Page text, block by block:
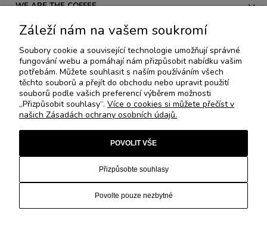
WE ARE THE COFFEE
PŘEDPISY
AKCE A NOVÉ PRODUKTY
SPECIÁLNÍ KOLEKCE
Dolce Gusto®,Nespresso®
vyhrazena © We are the Coffee 2019 by:
Zobrazit plnou verzi stránky
Záleží nám na vašem soukromí
Soubory cookie a související technologie umožňují správné
fungování webu a pomáhají nám přizpůsobit nabídku vašim
potřebám. Můžete souhlasit s naším používáním všech
těchto souborů a přejít do obchodu nebo upravit použití
souborů podle vašich preferencí výběrem možnosti
„Přizpůsobit souhlasy“. Více o cookies si můžete přečíst v
našich Zásadách ochrany osobních údajů.
Povolte pouze nezbytné
Přizpůsobte souhlasy
POVOLIT VŠE